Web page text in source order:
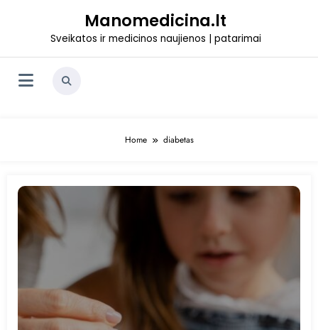
Manomedicina.lt
Sveikatos ir medicinos naujienos | patarimai
Home diabetas